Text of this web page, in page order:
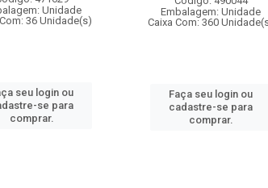
Unidade
36 Unidade(s)
seu login ou
se para
comprar.
Embalagem: Unidade
Caixa Com: 360
Faça seu login ou
cadastre-se para
comprar.